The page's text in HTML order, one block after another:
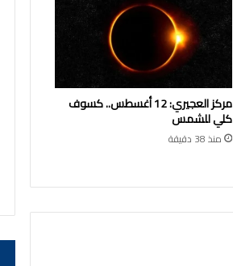
مركز العجيري: 12 أغسطس.. كسوف
كلي للشمس
منذ 38 دقيقة